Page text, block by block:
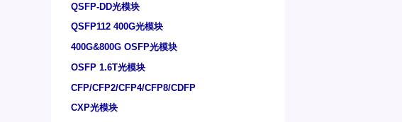
QSFP-DD光模块
QSFP112 400G光模块
400G&800G OSFP光模块
OSFP 1.6T光模块
CFP/CFP2/CFP4/CFP8/CDFP
CXP光模块